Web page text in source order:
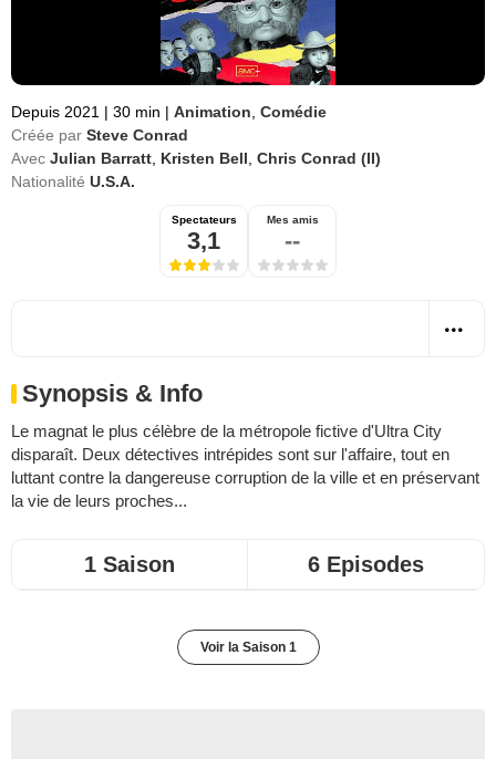
Depuis 2021 | 30 min | Animation Comédie
Créée par Steve Conrad
Avec Julian Barratt Kristen Bell Chris Conrad (II)
Nationalité U.S.A.
Spectateurs
3,1
Mes amis
--
Synopsis & Info
Le magnat le plus célèbre de la métropole fictive d'Ultra City
disparaît. Deux détectives intrépides sont sur l'affaire, tout en
luttant contre la dangereuse corruption de la ville et en préservant
la vie de leurs proches...
1 Saison 6 Episodes
Voir la Saison 1